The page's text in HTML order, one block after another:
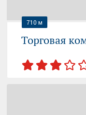
710 м
Торговая